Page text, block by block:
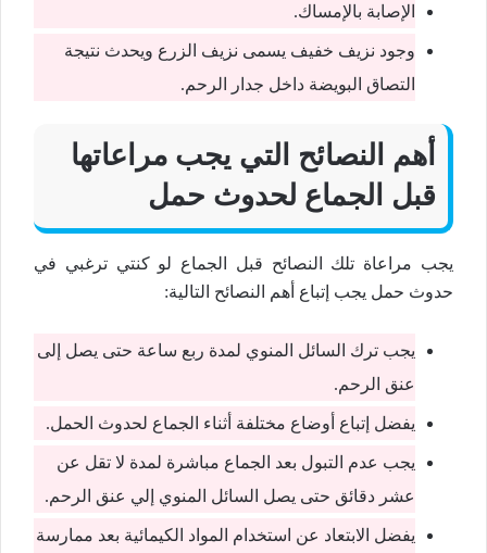
الإصابة بالإمساك.
وجود نزيف خفيف يسمى نزيف الزرع ويحدث نتيجة
التصاق البويضة داخل جدار الرحم.
أهم النصائح التي يجب مراعاتها
قبل الجماع لحدوث حمل
يجب مراعاة تلك النصائح قبل الجماع لو كنتي ترغبي في
حدوث حمل يجب إتباع أهم النصائح التالية:
يجب ترك السائل المنوي لمدة ربع ساعة حتى يصل إلى
عنق الرحم.
يفضل إتباع أوضاع مختلفة أثناء الجماع لحدوث الحمل.
يجب عدم التبول بعد الجماع مباشرة لمدة لا تقل عن
عشر دقائق حتى يصل السائل المنوي إلي عنق الرحم.
يفضل الابتعاد عن استخدام المواد الكيمائية بعد ممارسة